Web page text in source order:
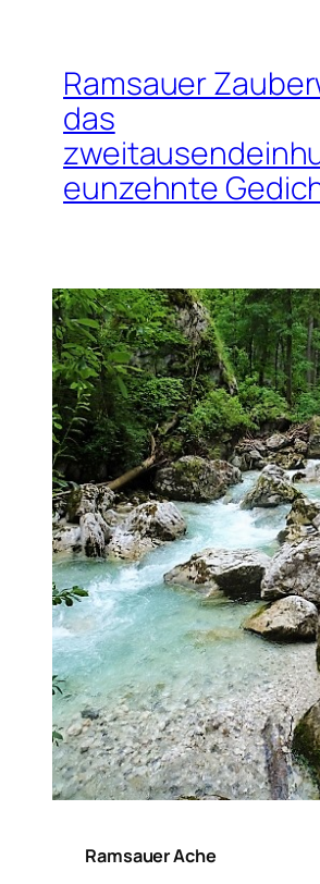
Ramsauer
das
eunzehnte
Ramsauer Ache